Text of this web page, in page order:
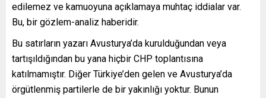
edilemez ve kamuoyuna açıklamaya muhtaç iddialar var.
Bu, bir gözlem-analiz haberidir.
Bu satırların yazarı Avusturya’da kurulduğundan veya
tartışıldığından bu yana hiçbir CHP toplantısına
katılmamıştır. Diğer Türkiye’den gelen ve Avusturya’da
örgütlenmiş partilerle de bir yakınlığı yoktur. Bunun